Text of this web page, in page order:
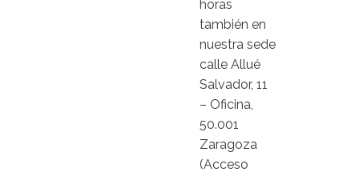
horas
también en
nuestra sede
calle Allué
Salvador, 11
– Oficina,
50.001
Zaragoza
(Acceso